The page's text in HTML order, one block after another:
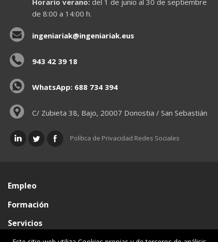
Horario verano:del 1 de junio al 30 de septiembre
de 8:00 a 14:00 h.
ingeniariak@ingeniariak.eus
943 42 39 18
WhatsApp: 688 734 394
C/ Zubieta 38, Bajo, 20007 Donostia / San Sebastián
Política de Privacidad Redes Sociales
Empleo
Formación
Servicios